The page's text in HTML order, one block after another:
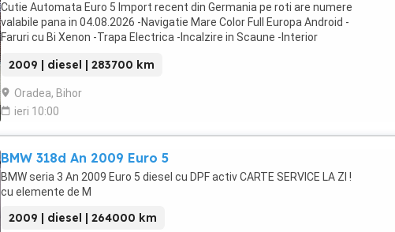
Cutie Automata Euro 5 Import recent din Germania pe roti are numere
valabile pana in 04.08.2026 -Navigatie Mare Color Full Europa Android -
Faruri cu Bi Xenon -Trapa Electrica -Incalzire in Scaune -Interior
2009 | diesel | 283700 km
Oradea, Bihor
ieri 10:00
BMW 318d An 2009 Euro 5
BMW seria 3 An 2009 Euro 5 diesel cu DPF activ CARTE SERVICE LA ZI !
cu elemente de M
2009 | diesel | 264000 km